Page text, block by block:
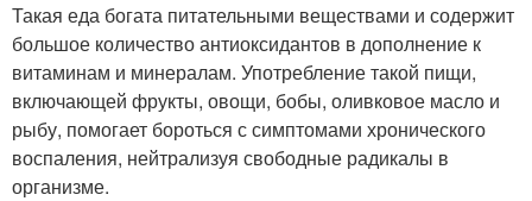
Такая еда богата питательными веществами и содержит
большое количество антиоксидантов в дополнение к
витаминам и минералам. Употребление такой пищи,
включающей фрукты, овощи, бобы, оливковое масло и
рыбу, помогает бороться с симптомами хронического
воспаления, нейтрализуя свободные радикалы в
организме.